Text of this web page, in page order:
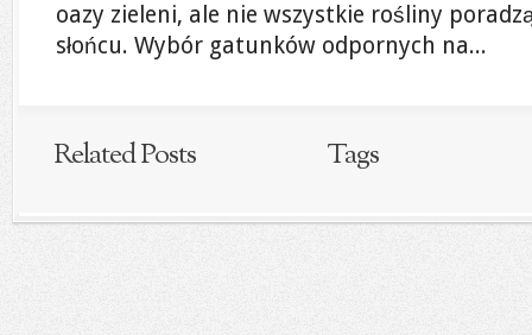
oazy zieleni, ale nie wszystkie rośliny
słońcu. Wybór gatunków odpornych na...
Related Posts Tags